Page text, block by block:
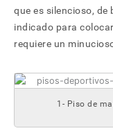
que es silencioso,
indicado para
requiere un
1- Piso de